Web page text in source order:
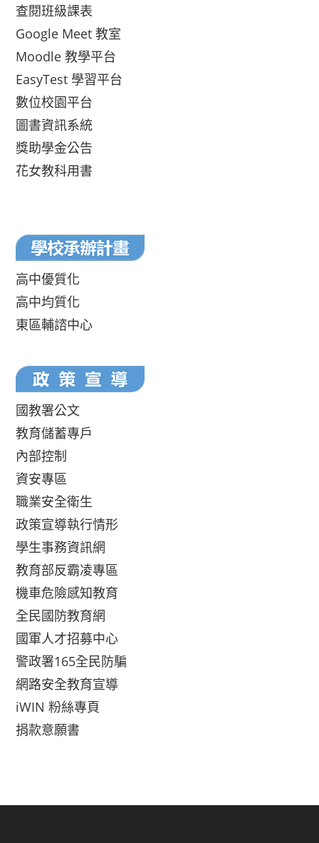
查閱班級課表
Google Meet 教室
Moodle 教學平台
EasyTest 學習平台
數位校園平台
圖書資訊系統
獎助學金公告
花女教科用書
高中優質化
高中均質化
東區輔諮中心
國教署公文
教育儲蓄專戶
內部控制
資安專區
職業安全衛生
政策宣導執行情形
學生事務資訊網
教育部反霸凌專區
機車危險感知教育
全民國防教育網
國軍人才招募中心
警政署165全民防騙
網路安全教育宣導
iWIN 粉絲專頁
捐款意願書